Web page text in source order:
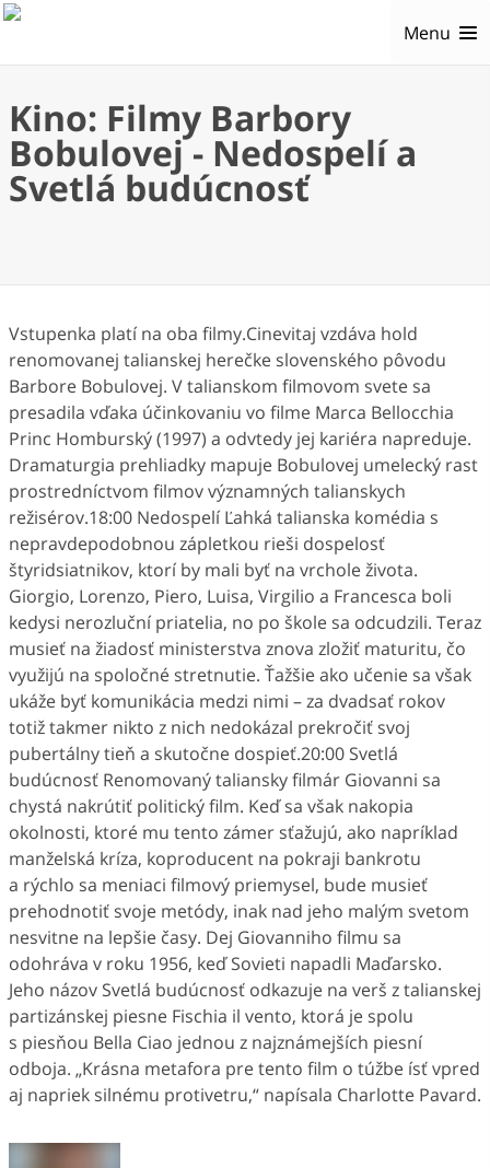
Menu
Kino: Filmy Barbory
Bobulovej - Nedospelí a
Svetlá budúcnosť
Vstupenka platí na oba filmy.Cinevitaj vzdáva hold
renomovanej talianskej herečke slovenského pôvodu
Barbore Bobulovej. V talianskom filmovom svete sa
presadila vďaka účinkovaniu vo filme Marca Bellocchia
Princ Homburský (1997) a odvtedy jej kariéra napreduje.
Dramaturgia prehliadky mapuje Bobulovej umelecký rast
prostredníctvom filmov významných talianskych
režisérov.18:00 Nedospelí Ľahká talianska komédia s
nepravdepodobnou zápletkou rieši dospelosť
štyridsiatnikov, ktorí by mali byť na vrchole života.
Giorgio, Lorenzo, Piero, Luisa, Virgilio a Francesca boli
kedysi nerozluční priatelia, no po škole sa odcudzili. Teraz
musieť na žiadosť ministerstva znova zložiť maturitu, čo
využijú na spoločné stretnutie. Ťažšie ako učenie sa však
ukáže byť komunikácia medzi nimi – za dvadsať rokov
totiž takmer nikto z nich nedokázal prekročiť svoj
pubertálny tieň a skutočne dospieť.20:00 Svetlá
budúcnosť Renomovaný taliansky filmár Giovanni sa
chystá nakrútiť politický film. Keď sa však nakopia
okolnosti, ktoré mu tento zámer sťažujú, ako napríklad
manželská kríza, koproducent na pokraji bankrotu
a rýchlo sa meniaci filmový priemysel, bude musieť
prehodnotiť svoje metódy, inak nad jeho malým svetom
nesvitne na lepšie časy. Dej Giovanniho filmu sa
odohráva v roku 1956, keď Sovieti napadli Maďarsko.
Jeho názov Svetlá budúcnosť odkazuje na verš z talianskej
partizánskej piesne Fischia il vento, ktorá je spolu
s piesňou Bella Ciao jednou z najznámejších piesní
odboja. „Krásna metafora pre tento film o túžbe ísť vpred
aj napriek silnému protivetru,“ napísala Charlotte Pavard.